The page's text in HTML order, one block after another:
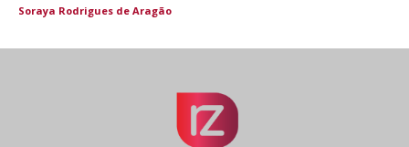
Soraya Rodrigues de Aragão